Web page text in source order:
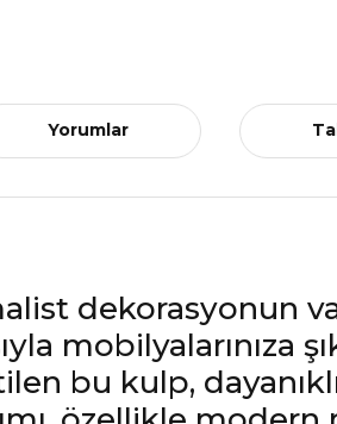
Yorumlar
dekorasyonun
mobilyalarınıza
bu kulp,